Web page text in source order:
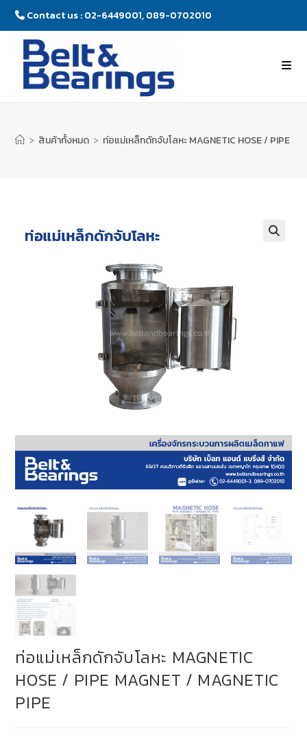
Contact us : 02-6449001, 089-0702010
> สินค้าทั้งหมด > ท่อแม่เหล็กดักจับโลหะ MAGNETIC HOSE / PIPE
ท่อแม่เหล็กดักจับโลหะ MAGNETIC
HOSE / PIPE MAGNET / MAGNETIC
PIPE